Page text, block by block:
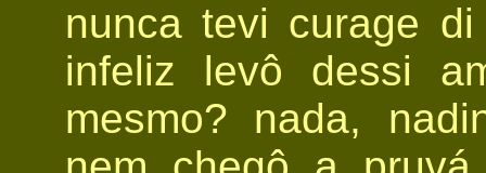
nunca tevi curage
infeliz levô dessi
mesmo? nada,